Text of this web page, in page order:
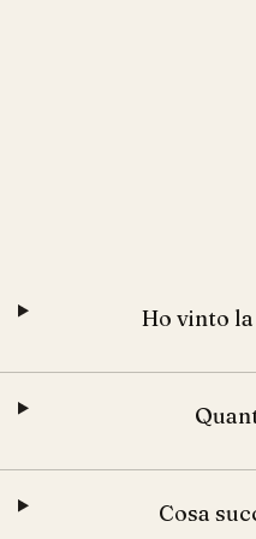
Ho vinto
Cosa